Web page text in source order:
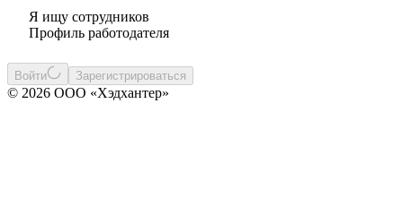
Я ищу сотрудников
Профиль работодателя
Войти Зарегистрироваться
© 2026 ООО «Хэдхантер»